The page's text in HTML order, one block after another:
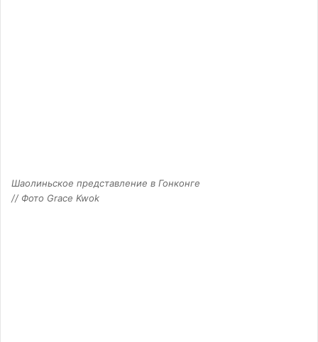
Шаолиньское представление в Гонконге
// Фото Grace Kwok